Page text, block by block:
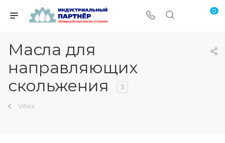
0
Масла для
направляющих
скольжения
3
Vitex